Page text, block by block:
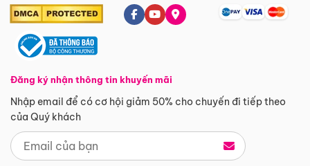
Đăng ký nhận thông tin khuyến mãi
Nhập email để có cơ hội giảm 50% cho chuyến đi tiếp theo
của Quý khách